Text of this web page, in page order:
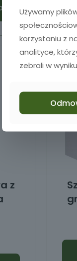
z
Używamy
korzystaniu z
analityce,
zebrali w